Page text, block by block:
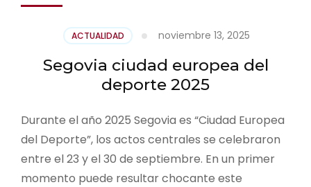
ACTUALIDAD noviembre 13, 2025
Segovia ciudad europea del
deporte 2025
Durante el año 2025 Segovia es “Ciudad Europea
del Deporte”, los actos centrales se celebraron
entre el 23 y el 30 de septiembre. En un primer
momento puede resultar chocante este